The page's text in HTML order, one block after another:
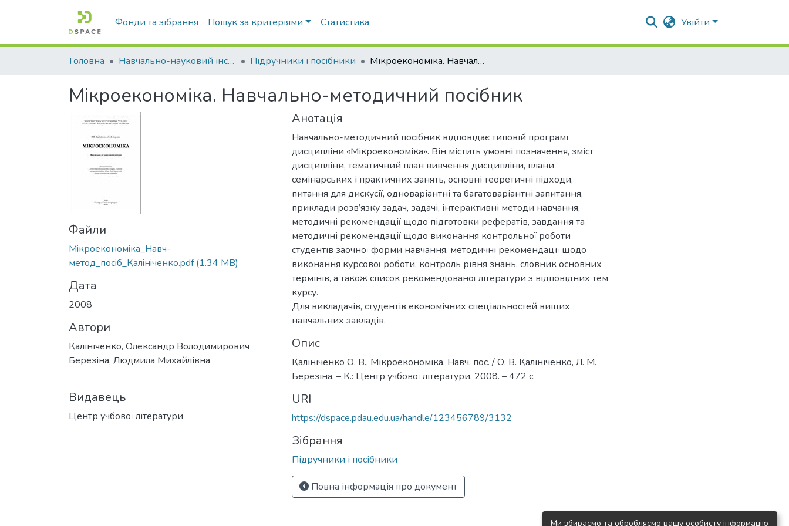
Фонди та зібрання Пошук за критеріями Статистика Увійти
Головна Навчально-науковий інститут економіки, управління, права та інформаційних технологій Підручники і посібники Мікроекономіка. Навчально-методичний посібник
Мікроекономіка. Навчально-методичний посібник
Файли
Мiкроекономiка_Навч-
метод_посiб_Калiнiченко.pdf(1.34 MB)
Дата
2008
Автори
Калініченко, Олександр Володимирович
Березіна, Людмила Михайлівна
Видавець
Центр учбової літератури
Анотація
Навчально-методичний посібник відповідає типовій програмі
дисципліни «Мікроекономіка». Він містить умовні позначення, зміст
дисципліни, тематичний план вивчення дисципліни, плани
семінарських і практичних занять, основні теоретичні підходи,
питання для дискусії, одноваріантні та багатоваріантні запитання,
приклади розв’язку задач, задачі, інтерактивні методи навчання,
методичні рекомендації щодо підготовки рефератів, завдання та
методичні рекомендації щодо виконання контрольної роботи
студентів заочної форми навчання, методичні рекомендації щодо
виконання курсової роботи, контроль рівня знань, словник основних
термінів, а також список рекомендованої літератури з відповідних тем
курсу.
Для викладачів, студентів економічних спеціальностей вищих
навчальних закладів.
Опис
Калініченко О. В., Мікроекономіка. Навч. пос. / О. В. Калініченко, Л. М.
Березіна. – К.: Центр учбової літератури, 2008. – 472 с.
URI
https://dspace.pdau.edu.ua/handle/123456789/3132
Зібрання
Підручники і посібники
Повна інформація про документ
Ми збираємо та обробляємо вашу особисту інформацію